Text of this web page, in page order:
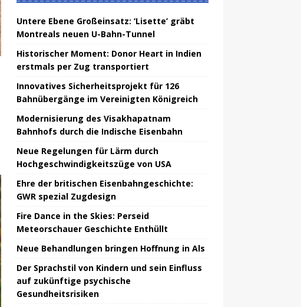
Untere Ebene Großeinsatz: ‘Lisette’ gräbt
Montreals neuen U-Bahn-Tunnel
Historischer Moment: Donor Heart in Indien
erstmals per Zug transportiert
Innovatives Sicherheitsprojekt für 126
Bahnübergänge im Vereinigten Königreich
Modernisierung des Visakhapatnam
Bahnhofs durch die Indische Eisenbahn
Neue Regelungen für Lärm durch
Hochgeschwindigkeitszüge von USA
Ehre der britischen Eisenbahngeschichte:
GWR spezial Zugdesign
Fire Dance in the Skies: Perseid
Meteorschauer Geschichte Enthüllt
Neue Behandlungen bringen Hoffnung in Als
Der Sprachstil von Kindern und sein Einfluss
auf zukünftige psychische
Gesundheitsrisiken